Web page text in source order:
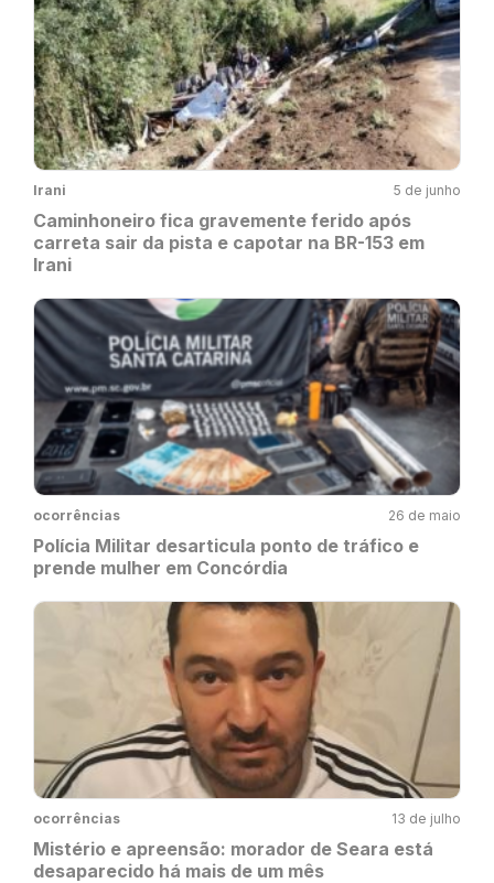
Irani 5 de junho
Caminhoneiro fica gravemente ferido após
carreta sair da pista e capotar na BR-153 em
Irani
ocorrências 26 de maio
Polícia Militar desarticula ponto de tráfico e
prende mulher em Concórdia
ocorrências 13 de julho
Mistério e apreensão: morador de Seara está
desaparecido há mais de um mês